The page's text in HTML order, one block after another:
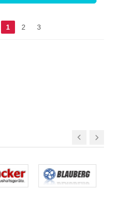
1 2 3